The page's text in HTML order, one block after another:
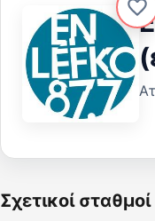
Σχετικοί σταθμοί